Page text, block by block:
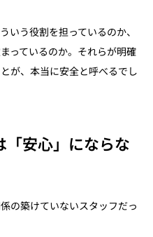
いう役割を担っているのか、
っているのか。それらが明確
が、本当に安全と呼べるでし
「安心」にならな
の築けていないスタッフだっ